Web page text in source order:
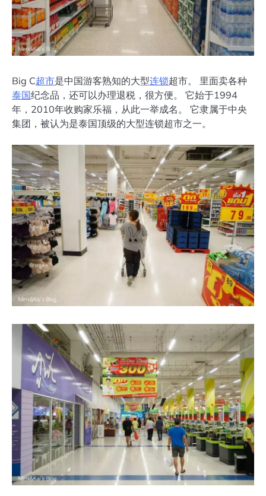
Big C超市是中国游客熟知的大型连锁超市。 里面卖各种
泰国纪念品，还可以办理退税，很方便。 它始于1994
年，2010年收购家乐福，从此一举成名。 它隶属于中央
集团，被认为是泰国顶级的大型连锁超市之一。